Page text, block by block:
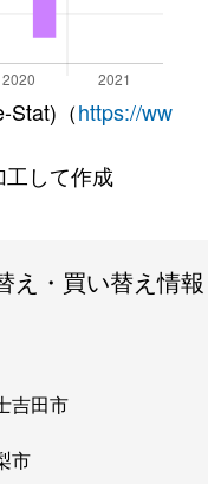
Stat)（https://ww
工して作成
え・買い替え情報
吉田市
市